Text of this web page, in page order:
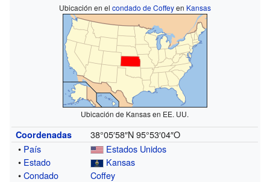
Ubicación en el condado de Coffeyen Kansas
Ubicación de Kansas en EE. UU.
Coordenadas 38°05′58″N 95°53′04″O
• País
Estados Unidos
• Estado
Kansas
•Condado Coffey